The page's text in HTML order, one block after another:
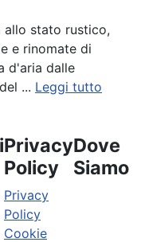
allo stato rustico,
e rinomate di
d'aria dalle
... Leggi tutto
Privacy
Policy
Privacy
Policy
Cookie
Dove
Siamo